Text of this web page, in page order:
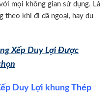
mọi không gian sử dụng. Là
theo khi đi dã ngoại, hay du
Xếp Duy Lợi Được
Duy Lợi khung Thép